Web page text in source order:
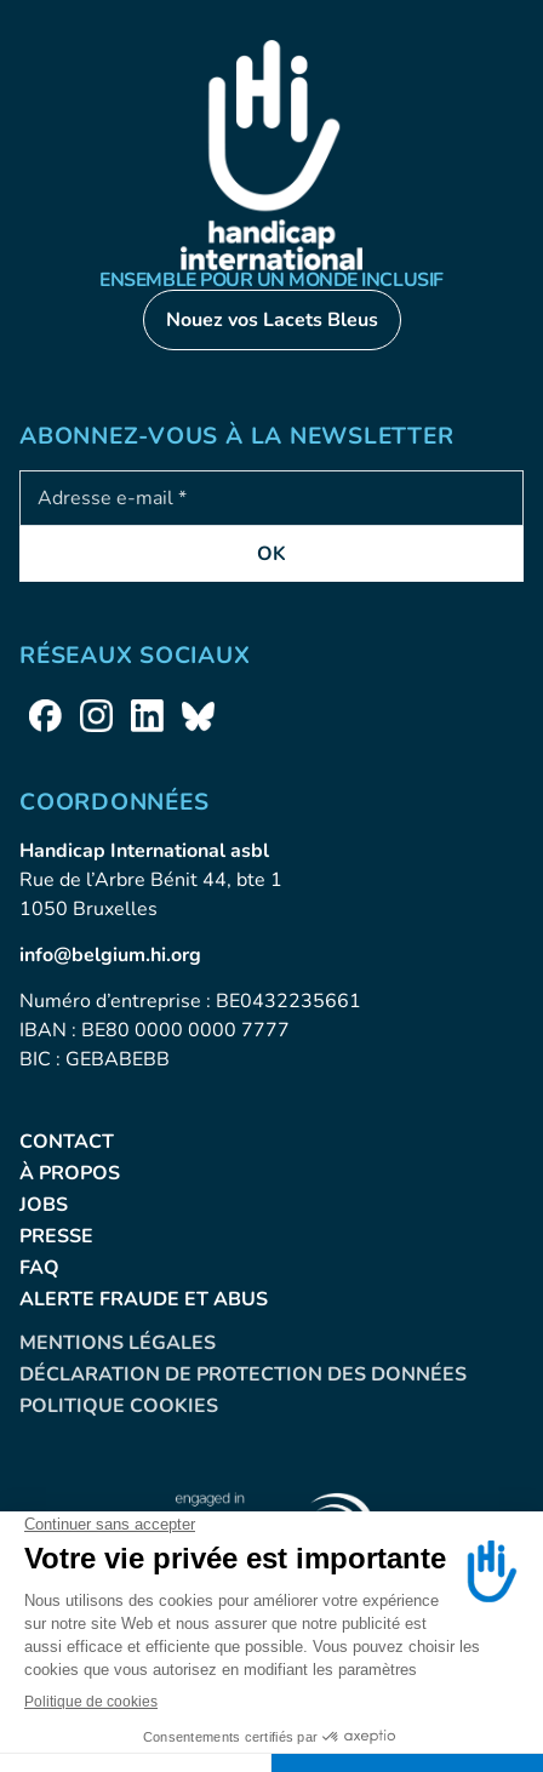
ENSEMBLE POUR UN MONDE INCLUSIF
Nouez vos Lacets Bleus
ABONNEZ-VOUS À LA NEWSLETTER
Adresse e-mail
OK
RÉSEAUX SOCIAUX
COORDONNÉES
Handicap International asbl
Rue de l’Arbre Bénit 44, bte 1
1050 Bruxelles
info@belgium.hi.org
Numéro d’entreprise : BE0432235661
IBAN : BE80 0000 0000 7777
BIC : GEBABEBB
CONTACT
À PROPOS
JOBS
PRESSE
FAQ
ALERTE FRAUDE ET ABUS
MENTIONS LÉGALES
DÉCLARATION DE PROTECTION DES DONNÉES
POLITIQUE COOKIES